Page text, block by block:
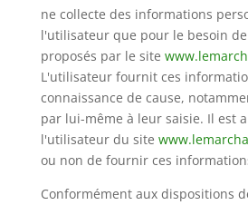
ne collecte des informations
l'utilisateur que pour le besoin
proposés par le site
L'utilisateur fournit ces
connaissance de cause,
par lui-même à leur saisie. Il est
l'utilisateur du site
ou non de fournir ces
Conformément aux dispositions